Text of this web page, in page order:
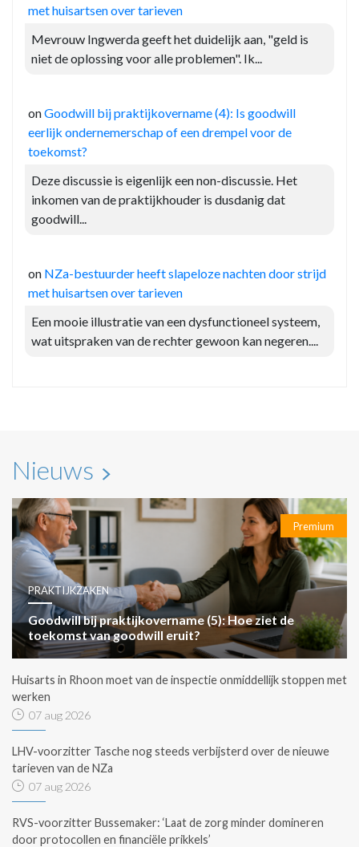
met huisartsen over tarieven
Mevrouw Ingwerda geeft het duidelijk aan, "geld is
niet de oplossing voor alle problemen". Ik...
onGoodwill bij praktijkovername (4): Is goodwill
eerlijk ondernemerschap of een drempel voor de
toekomst?
Deze discussie is eigenlijk een non-discussie. Het
inkomen van de praktijkhouder is dusdanig dat
goodwill...
on NZa-bestuurder heeft slapeloze nachten door strijd
met huisartsen over tarieven
Een mooie illustratie van een dysfunctioneel systeem,
wat uitspraken van de rechter gewoon kan negeren....
Nieuws
Premium
PRAKTIJKZAKEN
Goodwill bij praktijkovername (5): Hoe ziet de
toekomst van goodwill eruit?
Huisarts in Rhoon moet van de inspectie onmiddellijk stoppen met
werken
07 aug 2026
LHV-voorzitter Tasche nog steeds verbijsterd over de nieuwe
tarieven van de NZa
07 aug 2026
RVS-voorzitter Bussemaker: ‘Laat de zorg minder domineren
door protocollen en financiële prikkels’